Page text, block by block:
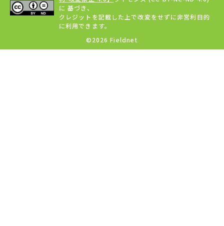
に 基づき、
クレジットを記載した上で改変をせずに非営利目的
に利用できます。
©2026 Fieldnet